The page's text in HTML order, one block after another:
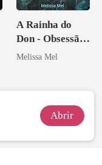
A Rainha do
Don - Obsessão,
Paixão e Sangue
Melissa Mel
Abrir